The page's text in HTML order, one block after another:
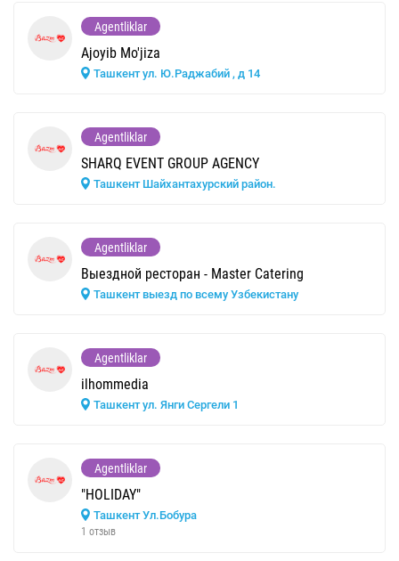
Agentliklar
Ajoyib Mo'jiza
Ташкент ул. Ю.Раджабий , д 14
Agentliklar
SHARQ EVENT GROUP AGENCY
Ташкент Шайхантахурский район.
Agentliklar
Выездной ресторан - Master Catering
Ташкент выезд по всему Узбекистану
Agentliklar
ilhommedia
Ташкент ул. Янги Сергели 1
Agentliklar
"HOLIDAY"
Ташкент Ул.Бобура
1 отзыв